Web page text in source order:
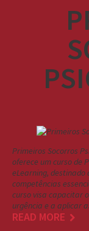
Primeiros Socorros
oferece um curso de
eLearning,
competências
curso visa capacitar
urgência e a aplicar
READ MORE